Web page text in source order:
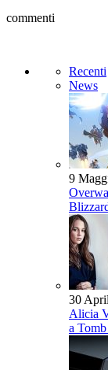
commenti
Recenti
News
9
30
Alicia
a